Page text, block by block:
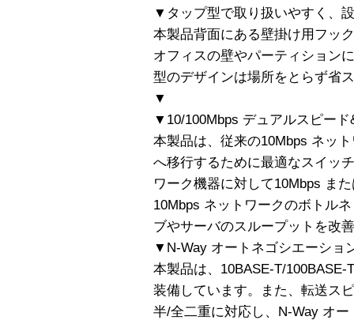
▼タップ型で取り扱いやすく、
本製品背面にある壁掛け用フッ
オフィスの壁やパーティション
型のデザインは場所をとらず省
▼
▼10/100Mbps デュアルスピー
本製品は、従来の10Mbps ネッ
へ移行するために最適なスイッ
ワーク機器に対して10Mbps ま
10Mbps ネットワークのボトル
ブやサーバのスループットを改
▼N-Way オートネゴシエーショ
本製品は、10BASE-T/
装備しています。また、転送ス
半/全二重に対応し、N-Way オ